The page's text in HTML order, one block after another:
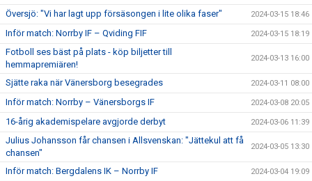
Översjö: "Vi har lagt upp försäsongen i lite olika faser" 2024-03-15 18:46
Inför match: Norrby IF – Qviding FIF 2024-03-15 18:19
Fotboll ses bäst på plats - köp biljetter till
hemmapremiären!
2024-03-13 16:00
Sjätte raka när Vänersborg besegrades 2024-03-11 08:00
Inför match: Norrby – Vänersborgs IF 2024-03-08 20:05
16-årig akademispelare avgjorde derbyt 2024-03-06 11:39
Julius Johansson får chansen i Allsvenskan: "Jättekul att få
chansen"
2024-03-05 13:30
Inför match: Bergdalens IK – Norrby IF 2024-03-04 19:09